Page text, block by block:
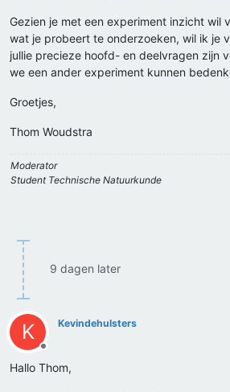
Gezien je met een experiment inzicht wil
wat je probeert te onderzoeken, wil ik je
jullie precieze hoofd- en deelvragen zijn
we een ander experiment kunnen
Groetjes,
Thom Woudstra
Moderator
Student Technische Natuurkunde
9 dagen later
K
Offline
Kevindehulsters
Hallo Thom,